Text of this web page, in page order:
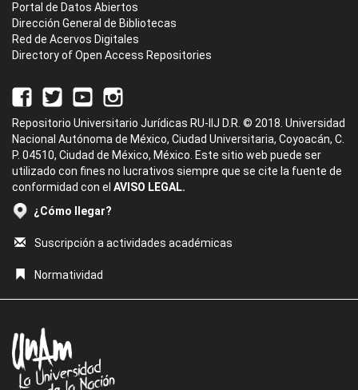
Portal de Datos Abiertos
Dirección General de Bibliotecas
Red de Acervos Digitales
Directory of Open Access Repositories
Repositorio Universitario Jurídicas RU-IIJ D.R. © 2018. Universidad
Nacional Autónoma de México, Ciudad Universitaria, Coyoacán, C.
P. 04510, Ciudad de México, México. Este sitio web puede ser
utilizado con fines no lucrativos siempre que se cite la fuente de
conformidad con el AVISO LEGAL.
¿Cómo llegar?
Suscripción a actividades académicas
Normatividad